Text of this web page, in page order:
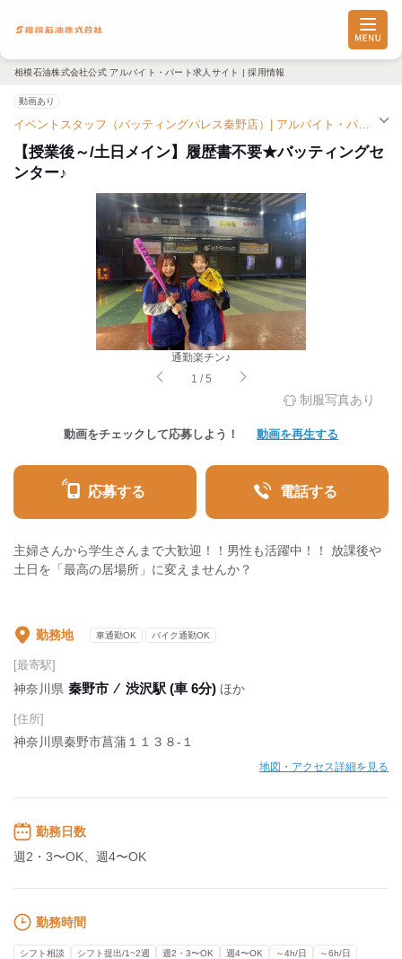
相模石油株式会社公式 アルバイト・パート求人サイト | 採用情報
動画あり
イベントスタッフ（バッティングパレス秦野店）| アルバイト・パート求人（渋沢駅）
【授業後～/土日メイン】履歴書不要★バッティングセ
ンター♪
通勤楽チン♪
1 /5
制服写真あり
動画をチェックして応募しよう！ 動画を再生する
応募する 電話する
主婦さんから学生さんまで大歓迎！！男性も活躍中！！ 放課後や
土日を「最高の居場所」に変えませんか？
勤務地 車通勤OK バイク通勤OK
[最寄駅]
神奈川県 秦野市 ⁄ 渋沢駅 (車 6分) ほか
[住所]
神奈川県秦野市菖蒲１１３８‐１
地図・アクセス詳細を見る
勤務日数
週2・3〜OK、週4〜OK
勤務時間
シフト相談 シフト提出/1~2週 週2・3〜OK 週4〜OK ～4h/日
～6h/日